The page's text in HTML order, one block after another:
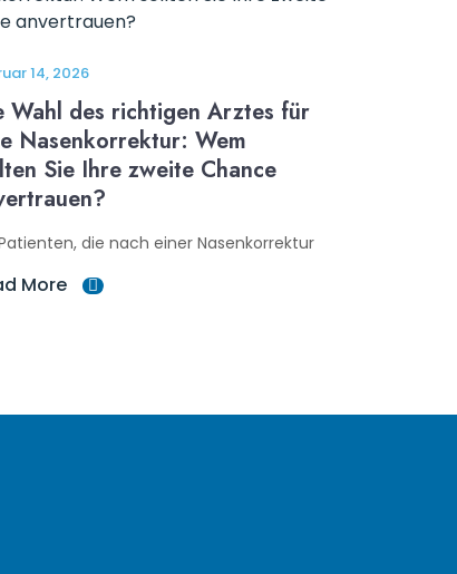
14, 2026
Wahl des richtigen Arztes für
Nasenkorrektur: Wem
Sie Ihre zweite Chance
die nach einer Nasenkorrektur
More